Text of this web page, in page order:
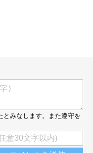
！初音ちゃんもちょっと